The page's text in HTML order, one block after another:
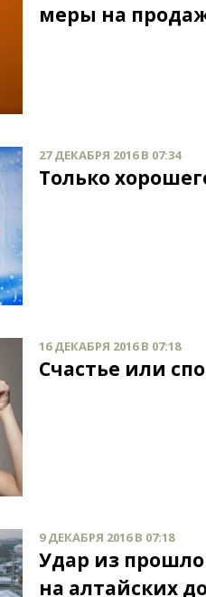
меры на
27 ДЕКАБРЯ 2016 В 07:34
Только
16 ДЕКАБРЯ 2016 В 07:18
Счастье или
9 ДЕКАБРЯ 2016 В 07:18
Удар из
на алтайских